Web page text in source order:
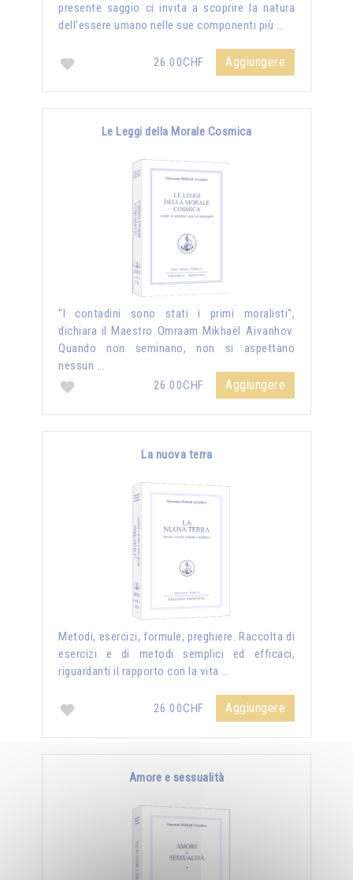
presente saggio ci invita a scoprire la natura
dell'essere umano nelle sue componenti più …
26.00CHF Aggiungere
Le Leggi della Morale Cosmica
"I contadini sono stati i primi moralisti",
dichiara il Maestro Omraam Mikhaël Aïvanhov.
Quando non seminano, non si aspettano
nessun …
26.00CHF
Aggiungere
La nuova terra
Metodi, esercizi, formule, preghiere. Raccolta di
esercizi e di metodi semplici ed efficaci,
riguardanti il rapporto con la vita …
26.00CHF Aggiungere
Amore e sessualità